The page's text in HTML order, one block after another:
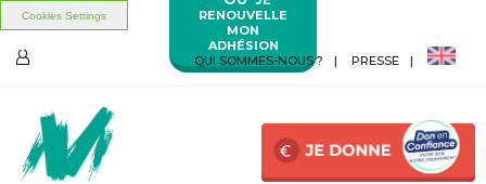
Cookies Settings
Aller au contenu principal
Aller au menu principal
RENOUVELLE
MON
ADHÉSION
QUI SOMMES-NOUS ?
PRESSE